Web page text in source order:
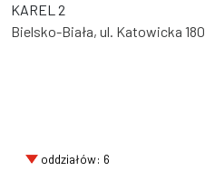
KAREL 2
Bielsko-Biała, ul. Katowicka 180
oddziałów: 6